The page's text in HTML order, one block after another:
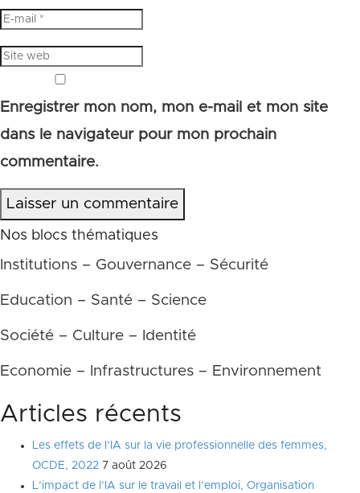
Enregistrer mon nom, mon e-mail et mon site
dans le navigateur pour mon prochain
commentaire.
Laisser un commentaire
Nos blocs thématiques
Institutions – Gouvernance – Sécurité
Education – Santé – Science
Société – Culture – Identité
Economie – Infrastructures – Environnement
Articles récents
Les effets de l’IA sur la vie professionnelle des femmes,
OCDE, 2022 7 août 2026
L’impact de l’IA sur le travail et l’emploi, Organisation